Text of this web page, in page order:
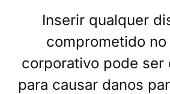
Inserir qualquer
comprometido no
corporativo pode ser
para causar danos